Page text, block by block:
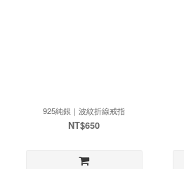
925純銀｜波紋折線戒指
NT$650